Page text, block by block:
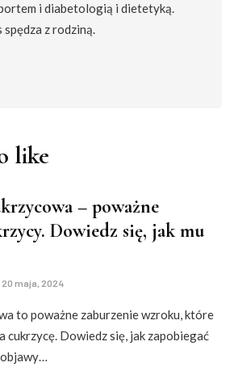
i diabetologią i dietetyką.
spędza z rodziną.
like
– poważne
Dowiedz się, jak mu
20 maja, 2024
to poważne zaburzenie wzroku, które
cukrzycę. Dowiedz się, jak zapobiegać